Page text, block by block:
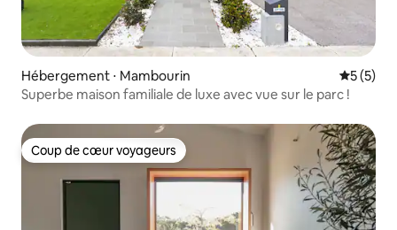
Hébergement ⋅ Mambourin
5 (5)
Superbe maison familiale de luxe avec vue sur le parc !
Coup de cœur voyageurs
Coup de cœur voyageurs